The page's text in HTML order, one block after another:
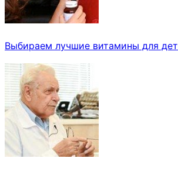
Выбираем лучшие витамины для